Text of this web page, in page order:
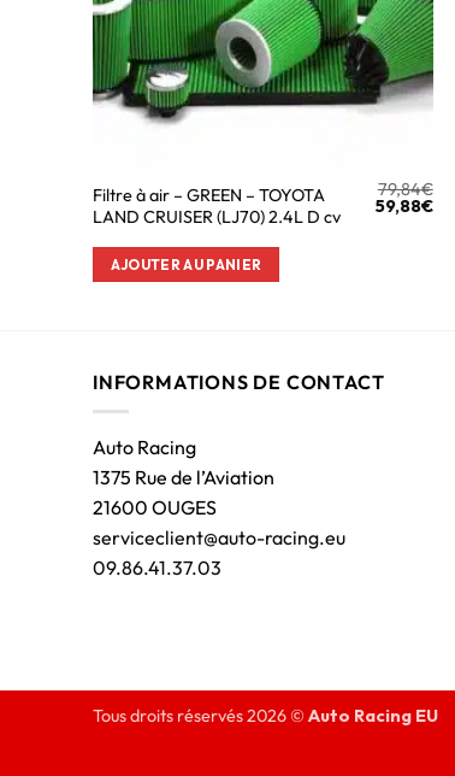
Filtre à air – GREEN – TOYOTA
LAND CRUISER (LJ70) 2.4L D cv
79,84€
59,88€
AJOUTER AU PANIER
INFORMATIONS DE CONTACT
Auto Racing
1375 Rue de l’Aviation
21600 OUGES
serviceclient@auto-racing.eu
09.86.41.37.03
Tous droits réservés 2026 © Auto Racing EU